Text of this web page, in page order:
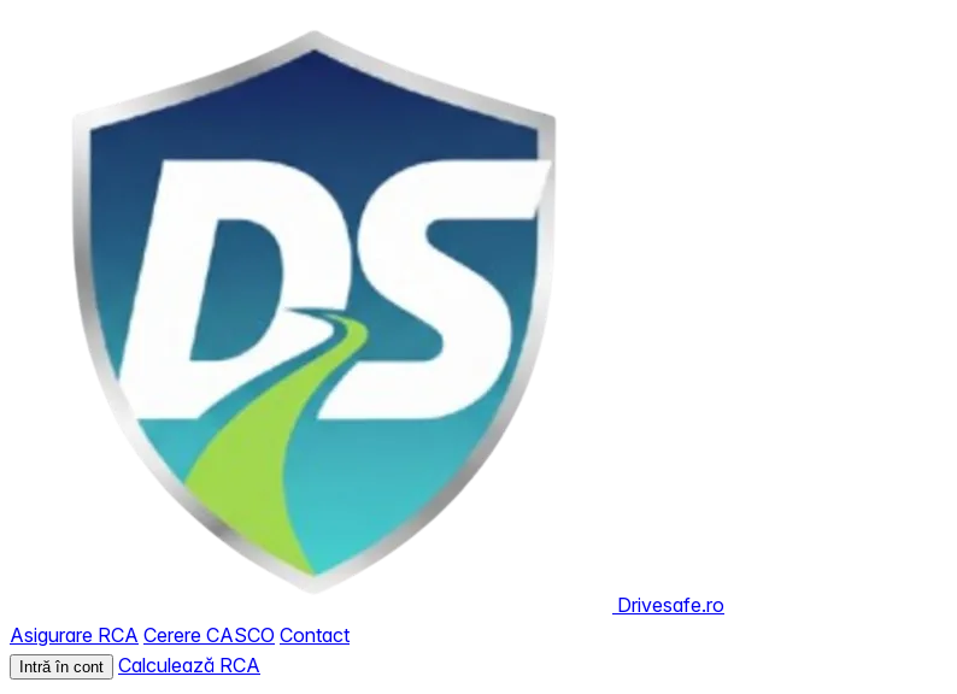
Drivesafe.ro
Asigurare RCA Cerere CASCO Contact
Intră în cont Calculează RCA